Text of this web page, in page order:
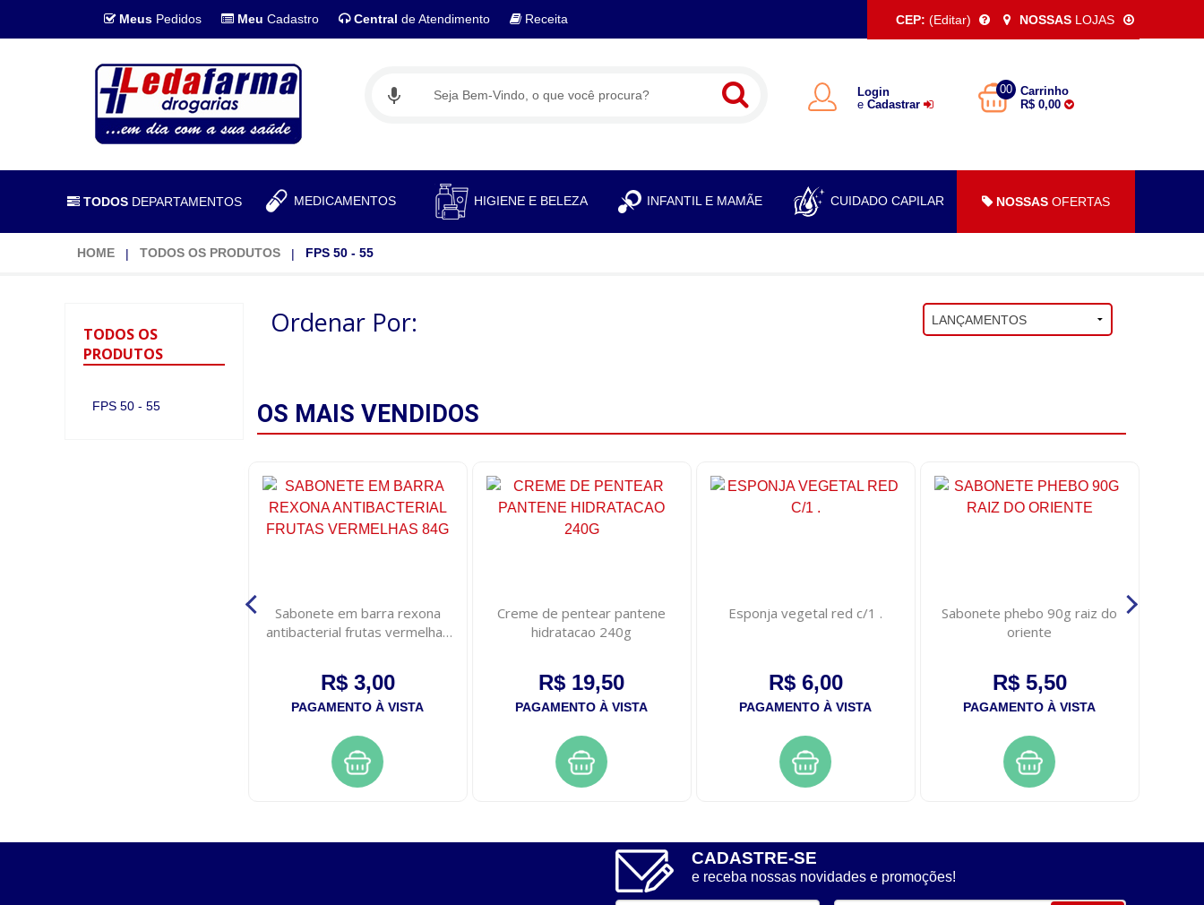
Meus Pedidos Meu Cadastro Central de Atendimento Receita CEP: (Editar) NOSSAS LOJAS
Login
e Cadastrar
00
Carrinho
R$ 0,00
TODOS DEPARTAMENTOS MEDICAMENTOS HIGIENE E BELEZA INFANTIL E MAMÃE CUIDADO CAPILAR NOSSAS OFERTAS
HOME TODOS OS PRODUTOS FPS 50 - 55
TODOS OS
PRODUTOS
FPS 50 - 55
Ordenar Por:
OS MAIS VENDIDOS
Sabonete em barra rexona
antibacterial frutas vermelhas
R$ 3,00
PAGAMENTO À VISTA
Creme de pentear pantene
hidratacao 240g
R$ 19,50
PAGAMENTO À VISTA
Esponja vegetal red c/1 .
R$ 6,00
PAGAMENTO À VISTA
Sabonete phebo 90g raiz do
oriente
R$ 5,50
PAGAMENTO À VISTA
CADASTRE-SE
e receba nossas novidades e promoções!